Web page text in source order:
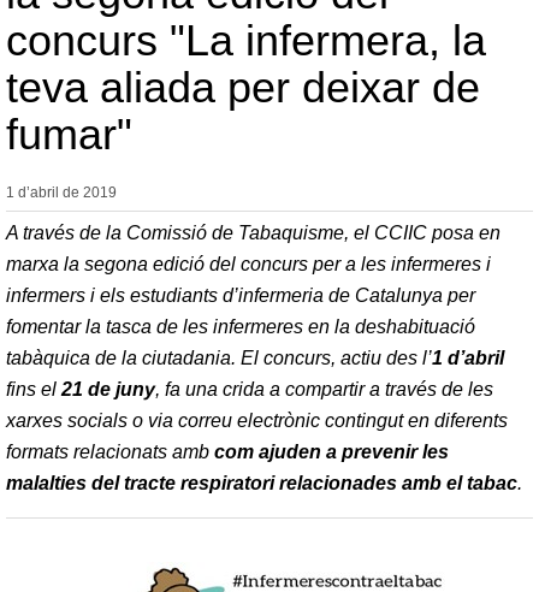
concurs "La infermera, la
teva aliada per deixar de
fumar"
1 d’abril de 2019
A través de la Comissió de Tabaquisme, el CCIIC posa en
marxa la segona edició del concurs per a les infermeres i
infermers i els estudiants d’infermeria de Catalunya per
fomentar la tasca de les infermeres en la deshabituació
tabàquica de la ciutadania. El concurs, actiu des l’1 d’abril
fins el21 de juny, fa una crida a compartir a través de les
xarxes socials o via correu electrònic contingut en diferents
formats relacionats amb com ajuden a prevenir les
malalties del tracte respiratori relacionades amb el tabac.